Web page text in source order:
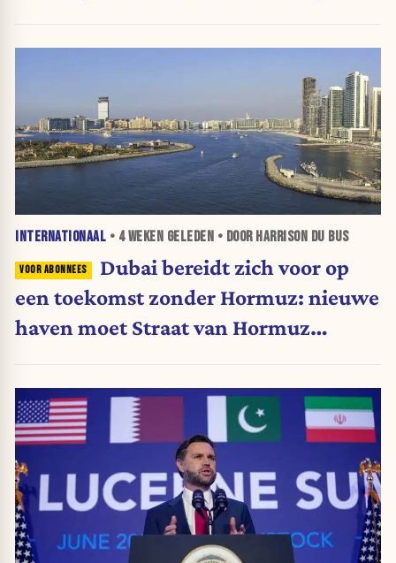
INTERNATIONAAL • 4 WEKEN GELEDEN • DOOR HARRISON DU BUS
Dubai bereidt zich voor op
een toekomst zonder Hormuz: nieuwe
haven moet Straat van Hormuz